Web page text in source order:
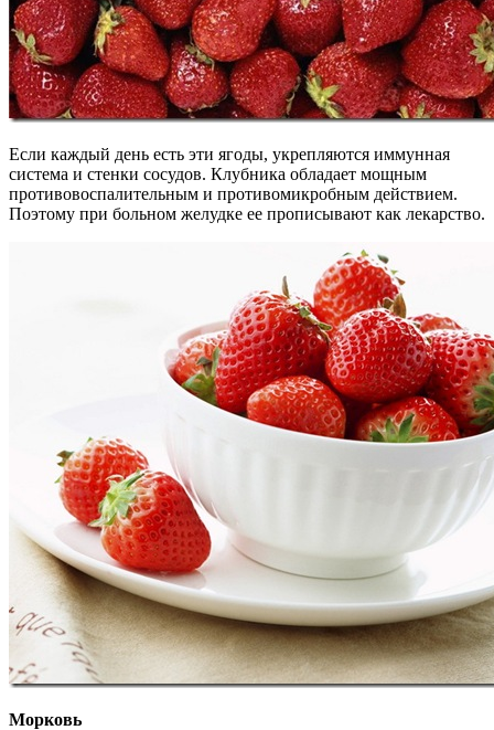
Если каждый день есть эти ягоды, укрепляются иммунная
система и стенки сосудов. Клубника обладает мощным
противовоспалительным и противомикробным действием.
Поэтому при больном желудке ее прописывают как лекарство.
Морковь